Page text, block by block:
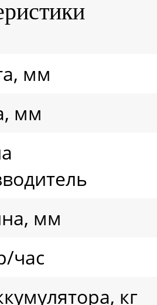
мм
мм
мм
час
кг